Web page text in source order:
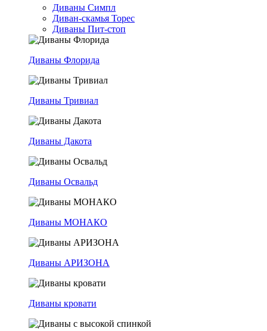
Диваны Симпл
Диван-скамья Торес
Диваны Пит-стоп
Диваны Флорида
Диваны Тривиал
Диваны Дакота
Диваны Освальд
Диваны МОНАКО
Диваны АРИЗОНА
Диваны кровати